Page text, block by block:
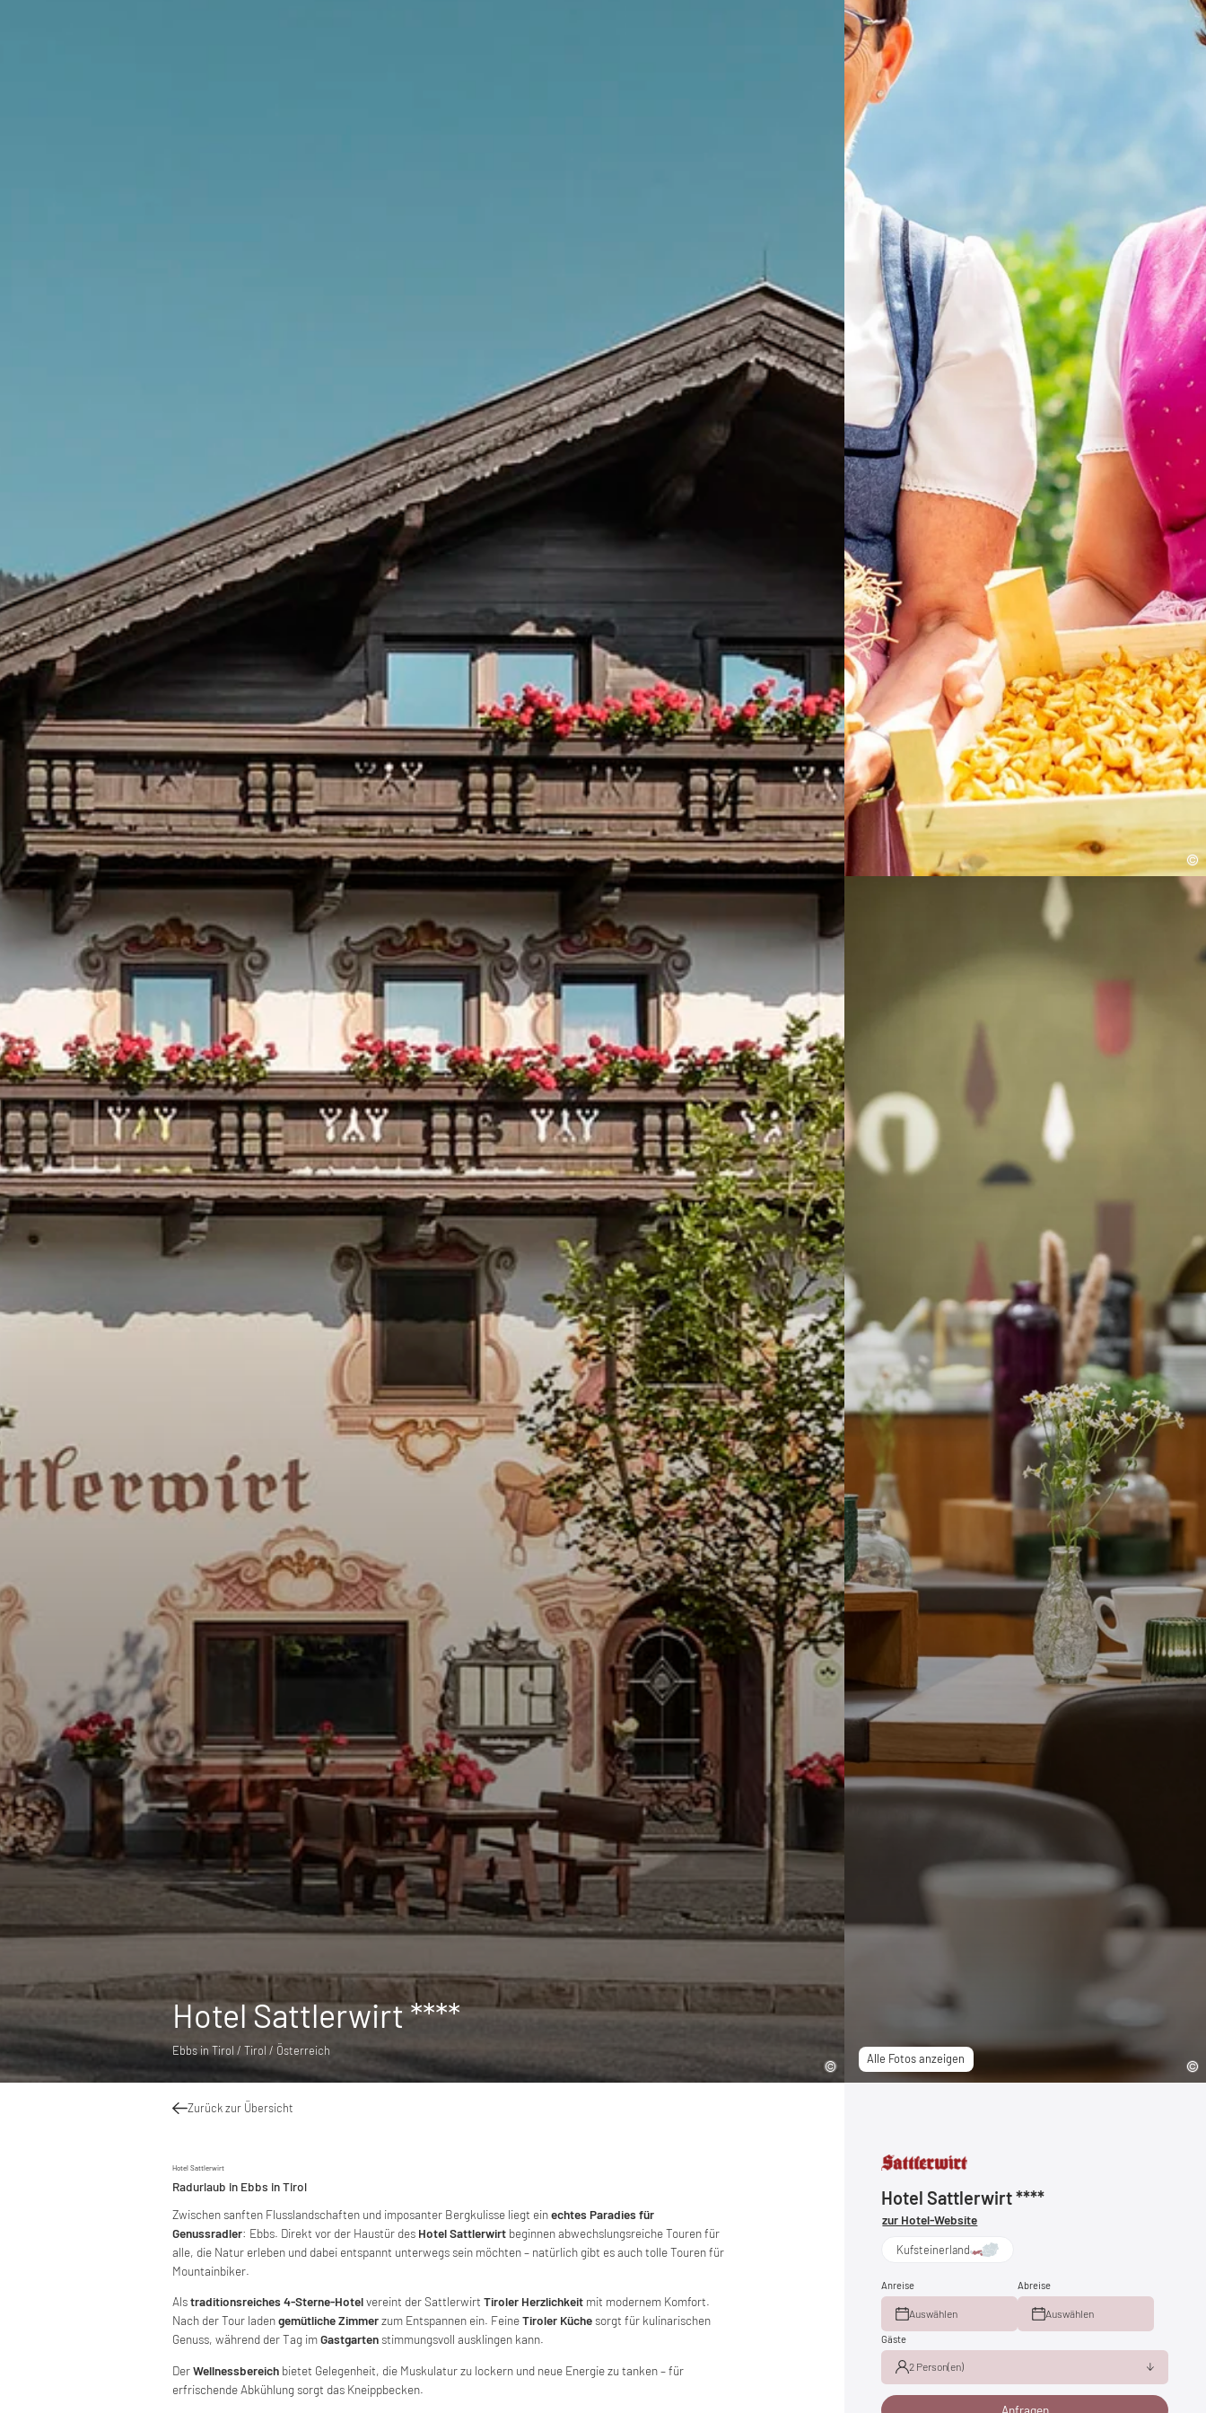
Alle Fotos anzeigen
Hotel Sattlerwirt ****
Ebbs in Tirol / Tirol / Österreich
Zurück zur Übersicht
Hotel Sattlerwirt
Radurlaub in Ebbs in Tirol
Zwischen sanften Flusslandschaften und imposanter Bergkulisse liegt einechtes Paradies für
Genussradler: Ebbs. Direkt vor der Haustür des Hotel Sattlerwirt beginnen abwechslungsreiche Touren für
alle, die Natur erleben und dabei entspannt unterwegs sein möchten – natürlich gibt es auch tolle Touren für
Mountainbiker.
Alstraditionsreiches 4-Sterne-Hotelvereint der Sattlerwirt Tiroler Herzlichkeit mit modernem Komfort.
Nach der Tour ladengemütliche Zimmerzum Entspannen ein. FeineTiroler Küche sorgt für kulinarischen
Genuss, während der Tag imGastgarten stimmungsvoll ausklingen kann.
DerWellnessbereich bietet Gelegenheit, die Muskulatur zu lockern und neue Energie zu tanken – für
erfrischende Abkühlung sorgt das Kneippbecken.
Hotel Sattlerwirt ****
zur Hotel-Website
Kufsteinerland
Anreise
Auswählen
Abreise
Auswählen
Gäste
2 Person(en)